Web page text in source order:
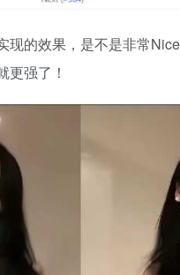
现的效果，是不是非常
更强了！